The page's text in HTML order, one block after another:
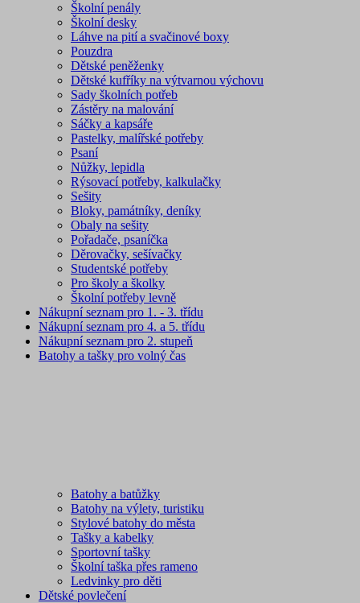
Školní penály
Školní desky
Láhve na pití a svačinové boxy
Pouzdra
Dětské peněženky
Dětské kufříky na výtvarnou výchovu
Sady školních potřeb
Zástěry na malování
Sáčky a kapsáře
Pastelky, malířské potřeby
Psaní
Nůžky, lepidla
Rýsovací potřeby, kalkulačky
Sešity
Bloky, památníky, deníky
Obaly na sešity
Pořadače, psaníčka
Děrovačky, sešívačky
Studentské potřeby
Pro školy a školky
Školní potřeby levně
Nákupní seznam pro 1. - 3. třídu
Nákupní seznam pro 4. a 5. třídu
Nákupní seznam pro 2. stupeň
Batohy a tašky pro volný čas
Batohy a batůžky
Batohy na výlety, turistiku
Stylové batohy do města
Tašky a kabelky
Sportovní tašky
Školní taška přes rameno
Ledvinky pro děti
Dětské povlečení